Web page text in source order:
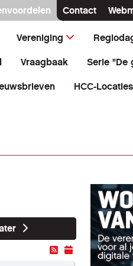
Contact
Vereniging
Vraagbaak Serie "De
HCC-Locaties